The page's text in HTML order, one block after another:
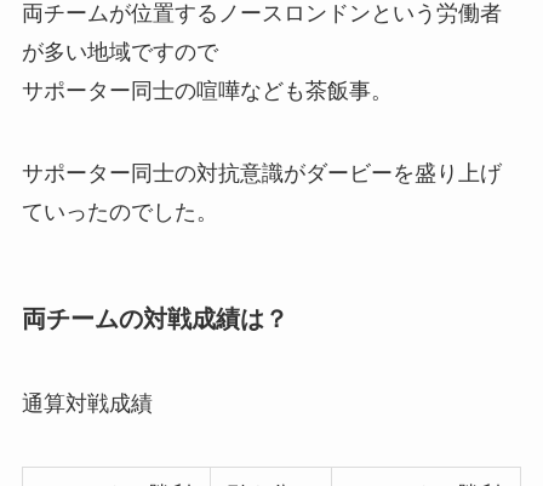
両チームが位置するノースロンドンという労働者
が多い地域ですので
サポーター同士の喧嘩なども茶飯事。
サポーター同士の対抗意識がダービーを盛り上げ
ていったのでした。
両チームの対戦成績は？
通算対戦成績